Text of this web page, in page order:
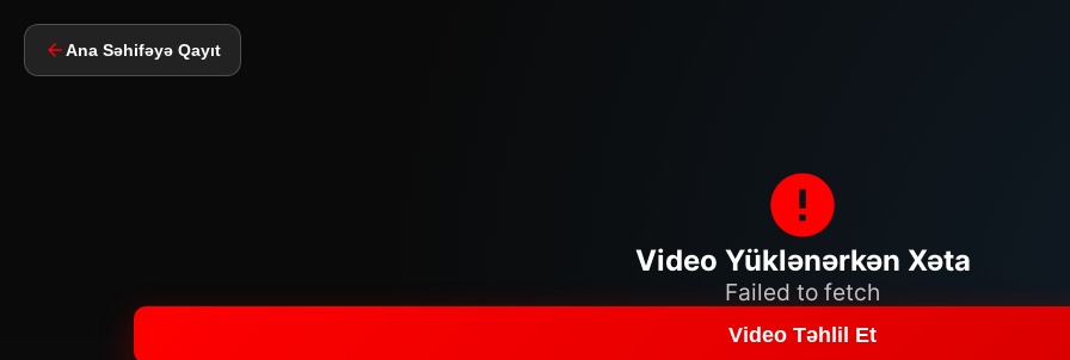
Ana Səhifəyə Qayıt
Video Yüklənərkən Xəta
Failed to fetch
Video Təhlil Et